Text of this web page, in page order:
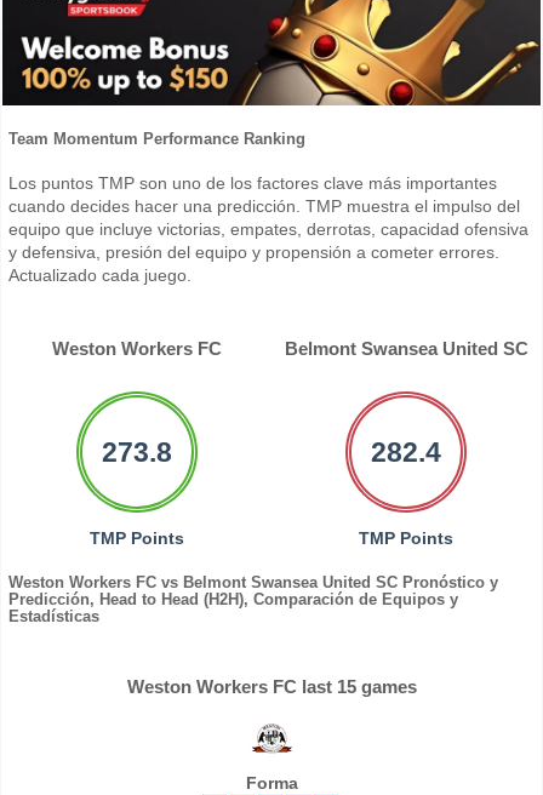
Team Momentum Performance Ranking
Los puntos TMP son uno de los factores clave más importantes
cuando decides hacer una predicción. TMP muestra el impulso del
equipo que incluye victorias, empates, derrotas, capacidad ofensiva
y defensiva, presión del equipo y propensión a cometer errores.
Actualizado cada juego.
Weston Workers FC Belmont Swansea United SC
273.8
TMP Points
282.4
TMP Points
Weston Workers FC vs Belmont Swansea United SC Pronóstico y
Predicción, Head to Head (H2H), Comparación de Equipos y
Estadísticas
Weston Workers FC last 15 games
Forma